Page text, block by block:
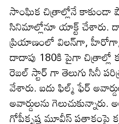
సాంఘిక చిత్రాల్లోనే
సినిమాల్లోనూ యాక్ట్ చేశారు.
ప్రియాణంలో విల‌న్‌గా,
దాదాపు 180కి పైగా చిత్రాల్లో
రెబ‌ల్ స్టార్ గా తెలుగు సినీ
వేశారు. ఐదు ఫిల్మ్ ఫేర్
అవార్డులను
గోపీకృష్ణ మూవీస్ ప‌తాకంపై